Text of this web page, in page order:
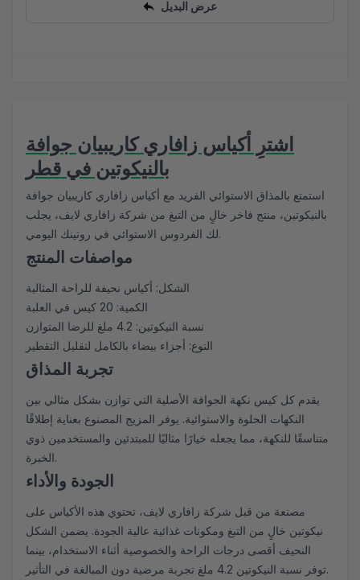
عرض البديل
اشترِ أكياس زافاري كاريبيان جوافة
بالنيكوتين في قطر
استمتع بالمذاق الاستوائي الفريد مع أكياس زافاري كاريبيان جوافة
بالنيكوتين، منتج فاخر خالٍ من التبغ من شركة زافاري لايف، يجلب
لك الفردوس الاستوائي في روتينك اليومي.
مواصفات المنتج
الشكل: أكياس نحيفة للراحة المثالية
الكمية: 20 كيس في العلبة
نسبة النيكوتين: 4.2 ملغ للرضا المتوازن
النوع: أجزاء بيضاء بالكامل لتقليل التقطير
تجربة المذاق
يقدم كل كيس نكهة الجوافة الأصلية التي توازن بشكل مثالي بين
النكهات الحلوة والاستوائية. يوفر المزيج المصنوع بعناية إطلاقًا
متناسقًا للنكهة، مما يجعله خيارًا مثاليًا للمبتدئين والمستخدمين ذوي
الخبرة.
الجودة والأداء
مصنعة من قبل شركة زافاري لايف، تحتوي هذه الأكياس على
نيكوتين خالٍ من التبغ ومكونات غذائية عالية الجودة. يضمن الشكل
النحيف أقصى درجات الراحة والخصوصية أثناء الاستخدام، بينما
توفر نسبة النيكوتين 4.2 ملغ تجربة مرضية دون المبالغة في التأثير.